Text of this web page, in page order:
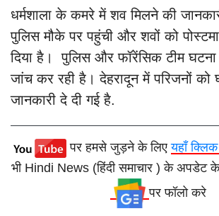
धर्मशाला के कमरे में शव मिलने की
पुलिस मौके पर पहुंची और शवों को
दिया है। पुलिस और फॉरेंसिक टीम
जांच कर रही है। देहरादून में परिजनों को
जानकारी दे दी गई है.
पर हमसे जुड़ने के लिएयहाँ
भी Hindi News (हिंदी समाचार ) के अपडेट
पर फॉलो करे